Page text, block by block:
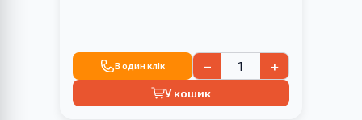
В один клік − +
У кошик